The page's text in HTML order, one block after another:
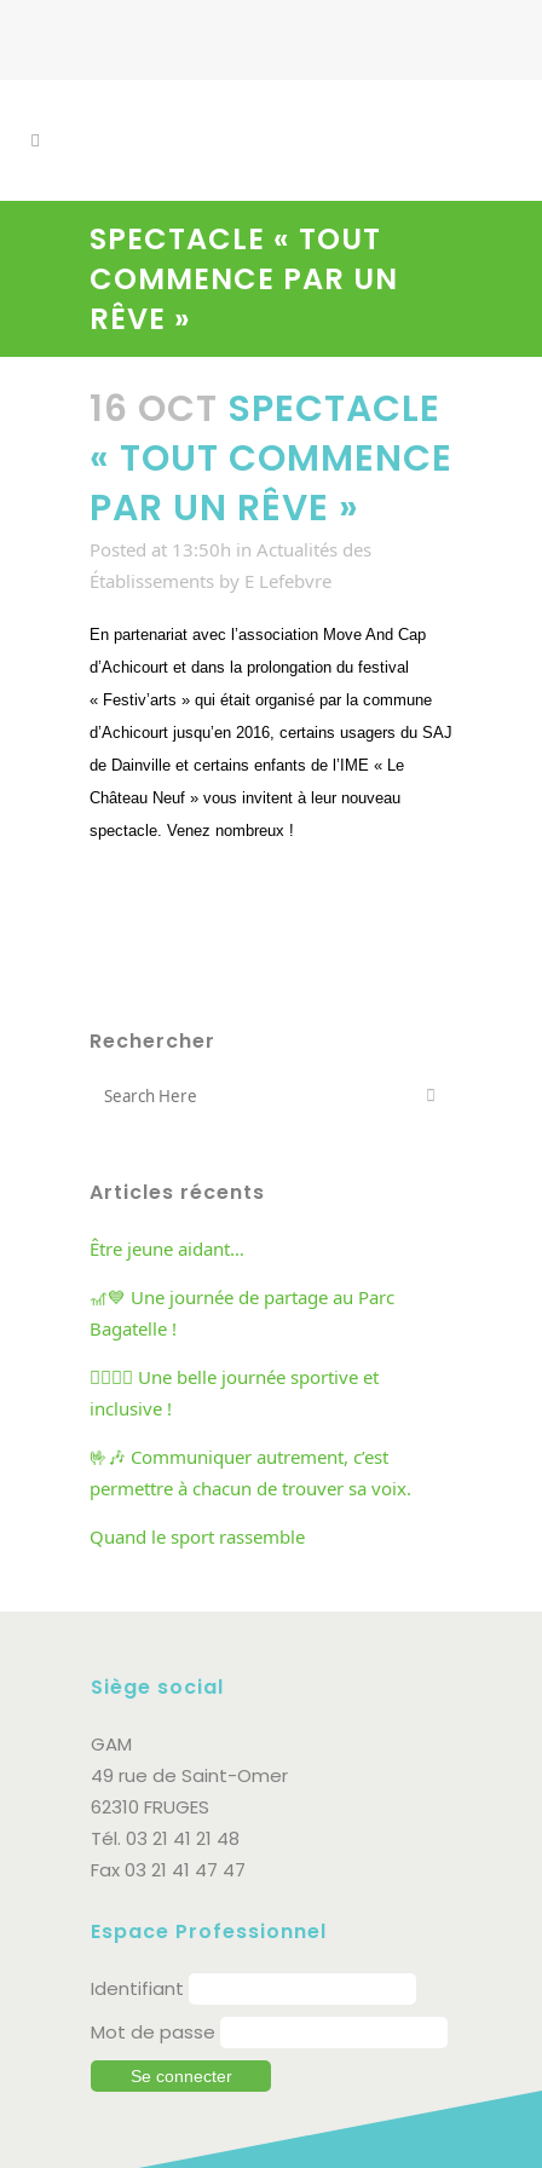
SPECTACLE « TOUT
COMMENCE PAR UN
RÊVE »
16 OCT SPECTACLE
« TOUT COMMENCE
PAR UN RÊVE »
Posted at 13:50h in Actualités des
Établissements by E Lefebvre
En partenariat avec l’association Move And Cap
d’Achicourt et dans la prolongation du festival
« Festiv’arts » qui était organisé par la commune
d’Achicourt jusqu’en 2016, certains usagers du SAJ
de Dainville et certains enfants de l’IME « Le
Château Neuf » vous invitent à leur nouveau
spectacle. Venez nombreux !
Rechercher
Articles récents
Être jeune aidant…
🎢💙 Une journée de partage au Parc
Bagatelle !
🏃‍♀️🏃‍♂️ Une belle journée sportive et
inclusive !
🤟🎶 Communiquer autrement, c’est
permettre à chacun de trouver sa voix.
Quand le sport rassemble
Siège social
GAM
49 rue de Saint-Omer
62310 FRUGES
Tél. 03 21 41 21 48
Fax 03 21 41 47 47
Espace Professionnel
Identifiant
Mot de passe